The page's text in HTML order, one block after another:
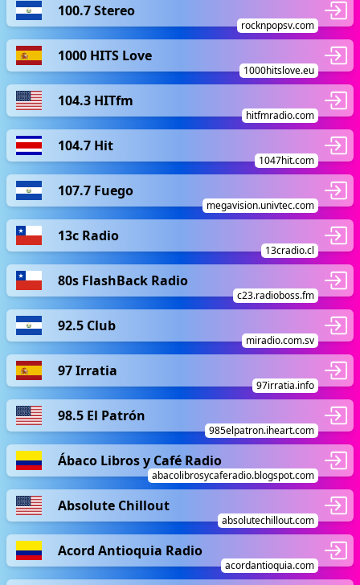
100.7 Stereo
rocknpopsv.com
1000 HITS Love
1000hitslove.eu
104.3 HITfm
hitfmradio.com
104.7 Hit
1047hit.com
107.7 Fuego
megavision.univtec.com
13c Radio
13cradio.cl
80s FlashBack Radio
c23.radioboss.fm
92.5 Club
miradio.com.sv
97 Irratia
97irratia.info
98.5 El Patrón
985elpatron.iheart.com
Ábaco Libros y Café Radio
abacolibrosycaferadio.blogspot.com
Absolute Chillout
absolutechillout.com
Acord Antioquia Radio
acordantioquia.com